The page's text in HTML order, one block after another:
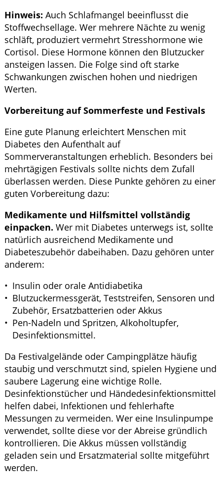
Hinweis: Auch Schlafmangel beeinflusst die
Stoffwechsellage. Wer mehrere Nächte zu wenig
schläft, produziert vermehrt Stresshormone wie
Cortisol. Diese Hormone können den Blutzucker
ansteigen lassen. Die Folge sind oft starke
Schwankungen zwischen hohen und niedrigen
Werten.
Vorbereitung auf Sommerfeste und Festivals
Eine gute Planung erleichtert Menschen mit
Diabetes den Aufenthalt auf
Sommerveranstaltungen erheblich. Besonders bei
mehrtägigen Festivals sollte nichts dem Zufall
überlassen werden. Diese Punkte gehören zu einer
guten Vorbereitung dazu:
Medikamente und Hilfsmittel vollständig
einpacken. Wer mit Diabetes unterwegs ist, sollte
natürlich ausreichend Medikamente und
Diabeteszubehör dabeihaben. Dazu gehören unter
anderem:
Insulin oder orale Antidiabetika
Blutzuckermessgerät, Teststreifen, Sensoren und
Zubehör, Ersatzbatterien oder Akkus
Pen-Nadeln und Spritzen, Alkoholtupfer,
Desinfektionsmittel.
Da Festivalgelände oder Campingplätze häufig
staubig und verschmutzt sind, spielen Hygiene und
saubere Lagerung eine wichtige Rolle.
Desinfektionstücher und Händedesinfektionsmittel
helfen dabei, Infektionen und fehlerhafte
Messungen zu vermeiden. Wer eine Insulinpumpe
verwendet, sollte diese vor der Abreise gründlich
kontrollieren. Die Akkus müssen vollständig
geladen sein und Ersatzmaterial sollte mitgeführt
werden.